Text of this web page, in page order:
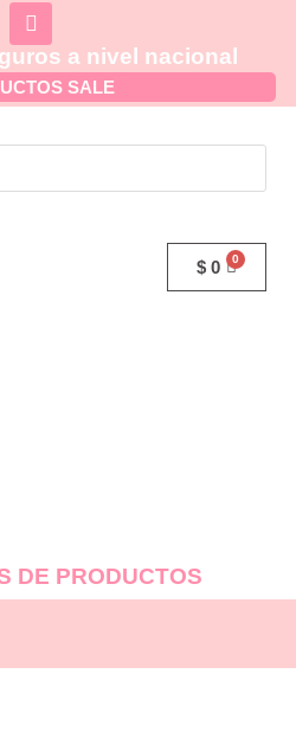
a nivel nacional
SALE
$ 0
DE PRODUCTOS